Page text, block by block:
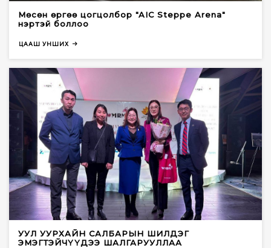
Мөсөн өргөө цогцолбор "AIC Steppe Arena"
нэртэй боллоо
ЦААШ УНШИХ
УУЛ УУРХАЙН САЛБАРЫН ШИЛДЭГ
ЭМЭГТЭЙЧҮҮДЭЭ ШАЛГАРУУЛЛАА